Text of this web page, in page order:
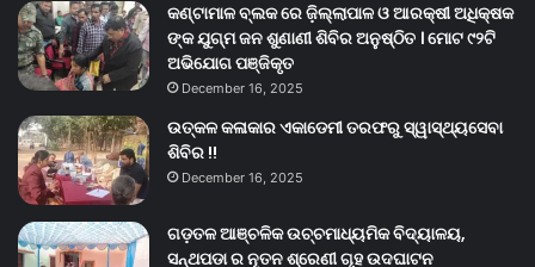
କଣ୍ଟାମାଳ ବ୍ଲକ ରେ ଜ଼ିଲ୍ଲାପାଳ ଓ ଆରକ୍ଷୀ ଅଧିକ୍ଷକ
ଙ୍କ ଯୁଗ୍ମ ଜନ ଶୁଣାଣୀ ଶିବିର ଅନୁଷ୍ଠିତ । ମୋଟ ୯୨ଟି
ଅଭିଯୋଗ ପଞ୍ଜିକୃତ
December 16, 2025
ଉତ୍କଳ କଳାକାର ଏକାଡେମୀ ତରଫରୁ ସ୍ୱାସ୍ଥ୍ୟସେବା
ଶିବିର !!
December 16, 2025
ଗଡ଼ତଳ ଆଞ୍ଚଳିକ ଉଚ୍ଚମାଧ୍ୟମିକ ବିଦ୍ୟାଳୟ,
ସନ୍ଥପଡା ର ନୂତନ ଶ୍ରେଣୀ ଗୃହ ଉଦଘାଟନ